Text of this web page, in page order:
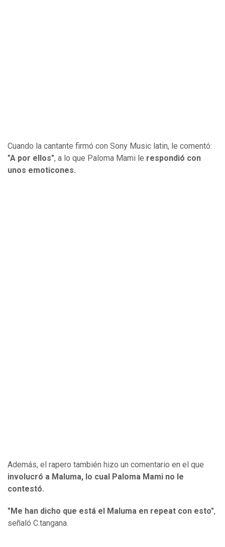
Cuando la cantante firmó con Sony Music latin, le comentó:
"A por ellos", a lo que Paloma Mami le respondió con
unos emoticones.
Además, el rapero también hizo un comentario en el que
involucró a Maluma, lo cual Paloma Mami no le
contestó.
"Me han dicho que está el Maluma en repeat con esto",
señaló C.tangana.